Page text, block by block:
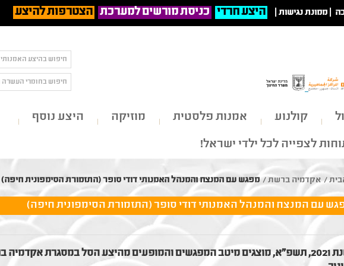
ממונת נגישות היצע חרדי כניסת מורשים למערכת הצטרפות להיצע
קולנוע אמנות פלסטית מוזיקה
היצע נוסף
לצפייה לכל ילדי ישראל!
/ אקדמיה ברשת/ מפגש עם המנצח והמנהל האמנותי דודי סופר (התזמורת הסימפונית חיפה)
עם המנצח והמנהל האמנותי דודי סופר (התזמורת הסימפונית חיפה)
בשנת 2021, תשפ"א, מוצגים מיטב המפגשים והמופעים מהיצע הסל במסגרת